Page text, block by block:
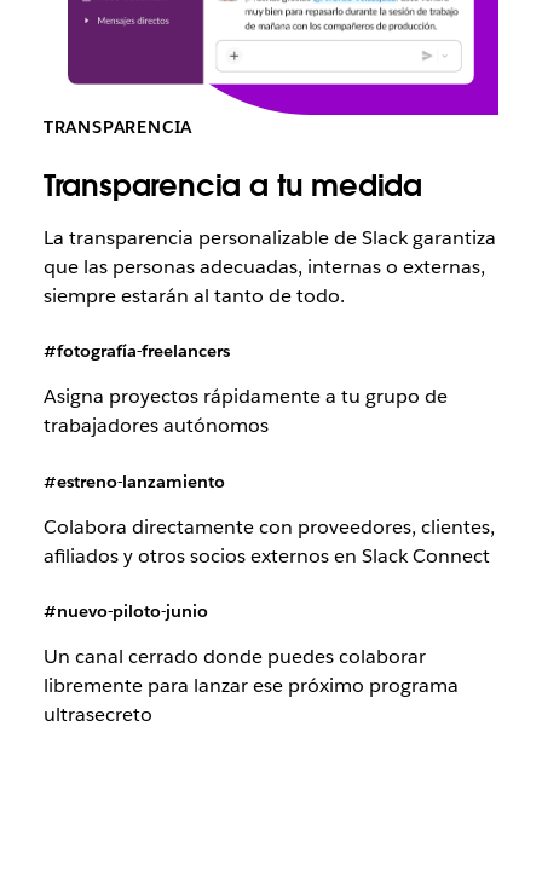
TRANSPARENCIA
Transparencia a tu medida
La transparencia personalizable de Slack garantiza
que las personas adecuadas, internas o externas,
siempre estarán al tanto de todo.
#fotografía-freelancers
Asigna proyectos rápidamente a tu grupo de
trabajadores autónomos
#estreno-lanzamiento
Colabora directamente con proveedores, clientes,
afiliados y otros socios externos en Slack Connect
#nuevo-piloto-junio
Un canal cerrado donde puedes colaborar
libremente para lanzar ese próximo programa
ultrasecreto